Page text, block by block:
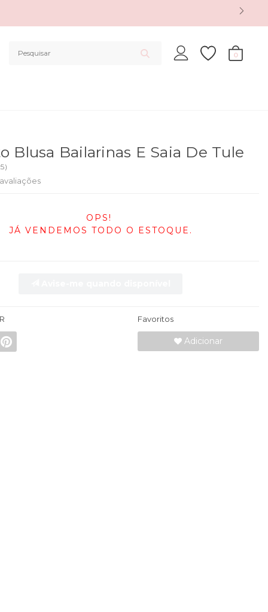
0
Blusa Bailarinas E Saia De Tule
)
avaliações
OPS!
JÁ VENDEMOS TODO O ESTOQUE.
Favoritos
Adicionar